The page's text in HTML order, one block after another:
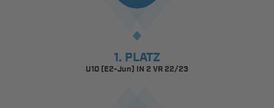
1. PLATZ
U10 (E2-Jun) IN 2 VR 22/23